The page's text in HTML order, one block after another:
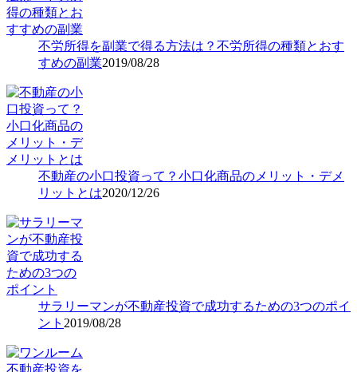
不労所得を副業で得る方法は？不労所得の種類とおす
すめの副業2019/08/28
不動産の小口投資って？小口化商品のメリット・デメ
リットとは2020/12/26
サラリーマンが不動産投資で成功するための3つのポイ
ント 2019/08/28